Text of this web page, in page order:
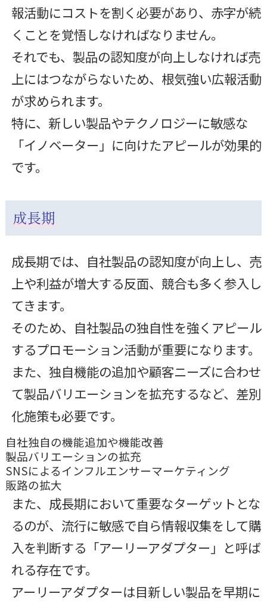
報活動にコストを割く必要があり、赤字が続
くことを覚悟しなければなりません。
それでも、製品の認知度が向上しなければ売
上にはつながらないため、根気強い広報活動
が求められます。
特に、新しい製品やテクノロジーに敏感な
「イノベーター」に向けたアピールが効果的
です。
成長期
成長期では、自社製品の認知度が向上し、売
上や利益が増大する反面、競合も多く参入し
てきます。
そのため、自社製品の独自性を強くアピール
するプロモーション活動が重要になります。
また、独自機能の追加や顧客ニーズに合わせ
て製品バリエーションを拡充するなど、差別
化施策も必要です。
自社独自の機能追加や機能改善
製品バリエーションの拡充
SNSによるインフルエンサーマーケティング
販路の拡大
また、成長期において重要なターゲットとな
るのが、流行に敏感で自ら情報収集をして購
入を判断する「アーリーアダプター」と呼ば
れる存在です。
アーリーアダプターは目新しい製品を早期に